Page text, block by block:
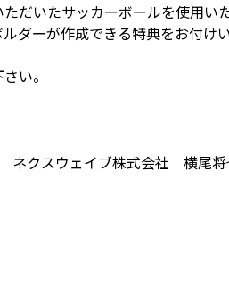
だいたサッカーボールを使用い
ダーが作成できる特典をお付けい
い。
クスウェイブ株式会社 横尾将